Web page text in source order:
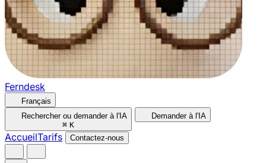
Ferndesk
Français
Rechercher ou demander à l'IA
⌘ K
Demander à l'IA
AccueilTarifs Contactez-nous